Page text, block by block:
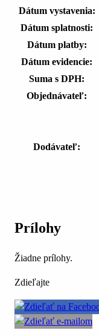
Dátum vystavenia:
Dátum splatnosti:
Dátum platby:
Dátum evidencie:
Suma s DPH:
Objednávateľ:
Dodávateľ:
Prílohy
Žiadne prílohy.
Zdieľajte